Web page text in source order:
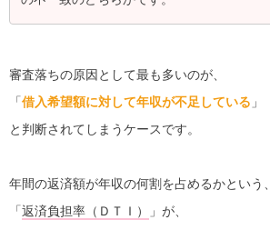
審査落ちの原因として最も多いのが、
「借入希望額に対して年収が不足している 」
と判断されてしまうケースです。
年間の返済額が年収の何割を占めるかという、
「返済負担率（ＤＴＩ）
」が、